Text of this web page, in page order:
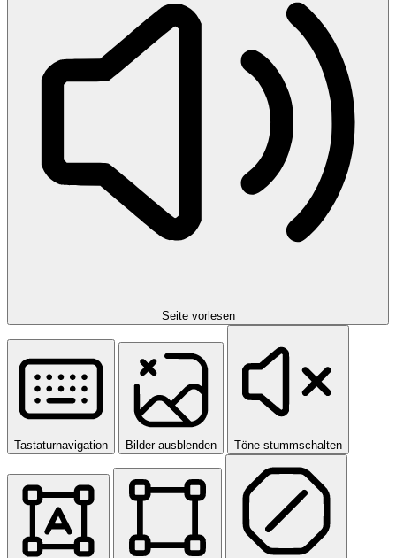
Seite vorlesen
Tastaturnavigation Bilder ausblenden Töne stummschalten